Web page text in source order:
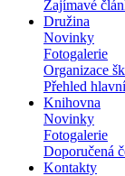
Zajímavé
Družina
Novinky
Fotogalerie
Organizace
Přehled
Knihovna
Novinky
Fotogalerie
Doporučená
Kontakty